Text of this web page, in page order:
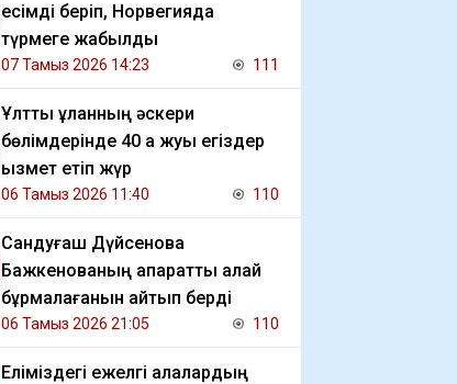
есімді беріп, Норвегияда
түрмеге жабылды
07 Тамыз 2026 14:23 111
Ұлттық ұланның әскери
бөлімдерінде 40 қа жуық егіздер
қызмет етіп жүр
06 Тамыз 2026 11:40 110
Сандуғаш Дүйсенова
Бажкенованың ақпаратты қалай
бұрмалағанын айтып берді
06 Тамыз 2026 21:05 110
Еліміздегі ежелгі қалалардың